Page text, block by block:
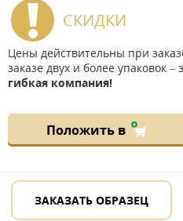
СКИДКИ
Цены действительны при
заказе двух и более упаковок –
гибкая компания!
Положить в
ЗАКАЗАТЬ ОБРАЗЕЦ